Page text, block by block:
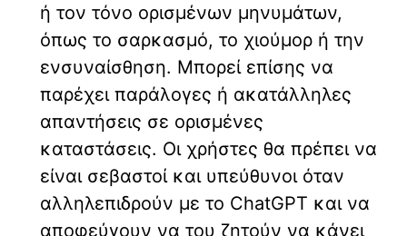
ή τον τόνο ορισμένων μηνυμάτων,
όπως το σαρκασμό, το χιούμορ ή την
ενσυναίσθηση. Μπορεί επίσης να
παρέχει παράλογες ή ακατάλληλες
απαντήσεις σε ορισμένες
καταστάσεις. Οι χρήστες θα πρέπει να
είναι σεβαστοί και υπεύθυνοι όταν
αλληλεπιδρούν με το ChatGPT και να
αποφεύγουν να του ζητούν να κάνει